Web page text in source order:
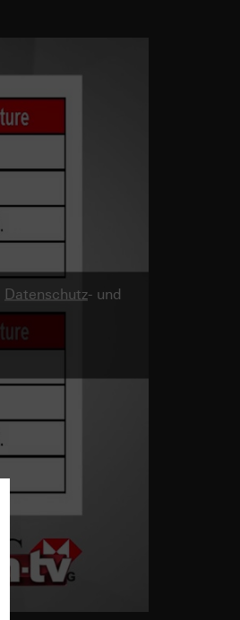
Datenschutz- und